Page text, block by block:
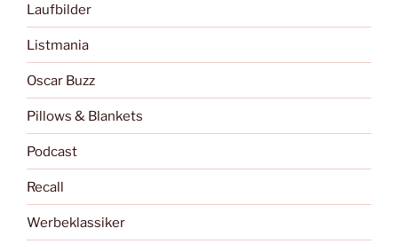
Laufbilder
Listmania
Oscar Buzz
Pillows & Blankets
Podcast
Recall
Werbeklassiker